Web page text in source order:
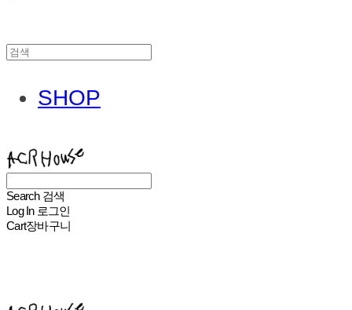
SHOP
Search 검색
Log In 로그인
Cart장바구니